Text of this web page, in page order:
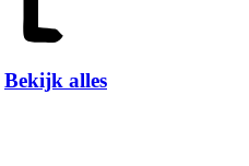
Bekijk alles